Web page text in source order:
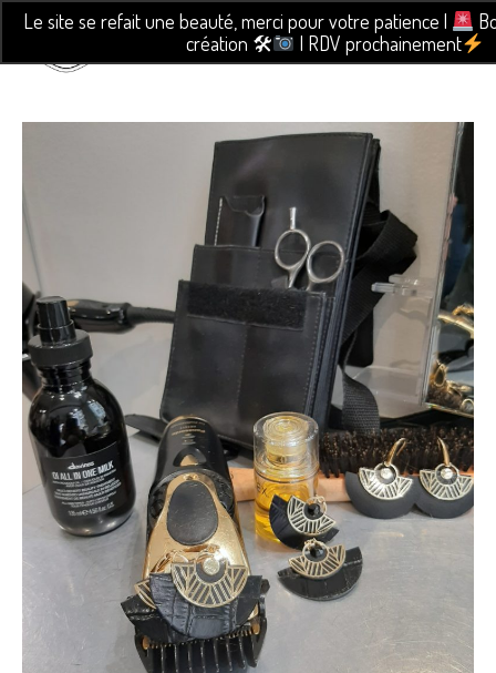
Le site se refait une beauté, merci pour votre patience |
création 🛠
| RDV prochainement